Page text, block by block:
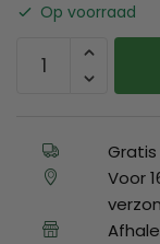
Op voorraad
Voor